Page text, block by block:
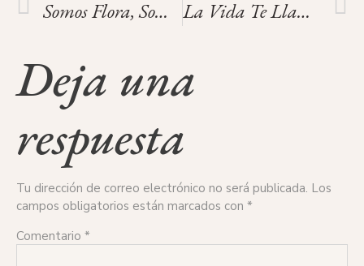
Somos Flora, Somos Guardianes De La Vida La Vida Te Llama
Deja una
respuesta
Tu dirección de correo electrónico no será publicada. Los
campos obligatorios están marcados con *
Comentario *